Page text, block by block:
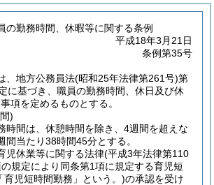
の勤務時間、休暇等に関する条例
平成18年3月21日
条例第35号
、地方公務員法(昭和25年法律第261号)第
に基づき、職員の勤務時間、休日及び休
項を定めるものとする。
)
時間は、休憩時間を除き、4週間を超えな
間当たり38時間45分とする。
児休業等に関する法律(平成3年法律第110
規定により同条第1項に規定する育児短
育児短時間勤務」という。)の承認を受け